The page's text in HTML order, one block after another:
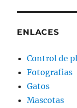
ENLACES
Control de
Fotografias
Gatos
Mascotas